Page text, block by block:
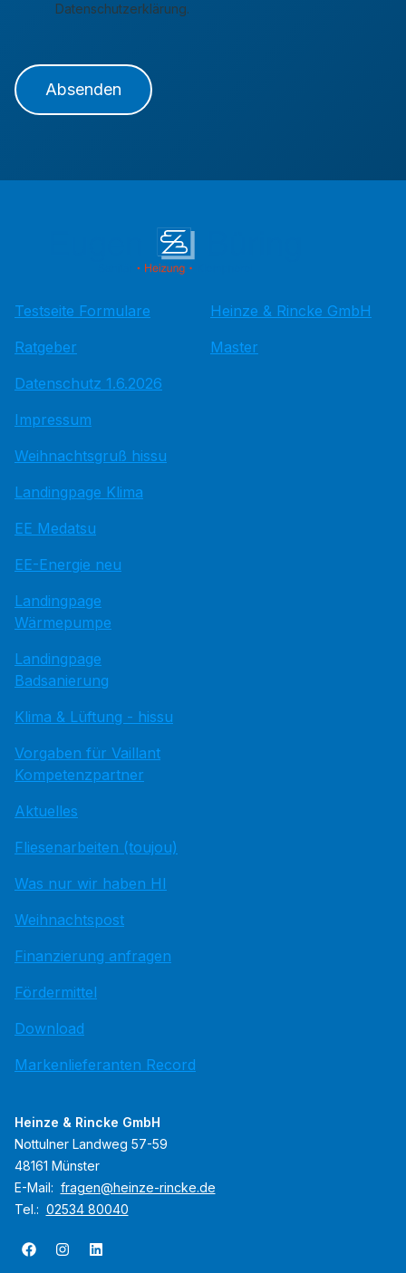
Datenschutzerklärung.
Absenden
Testseite Formulare
Ratgeber
Datenschutz 1.6.2026
Impressum
Weihnachtsgruß hissu
Landingpage Klima
EE Medatsu
EE-Energie neu
Landingpage
Wärmepumpe
Landingpage
Badsanierung
Klima & Lüftung - hissu
Vorgaben für Vaillant
Kompetenzpartner
Aktuelles
Fliesenarbeiten (toujou)
Was nur wir haben HI
Weihnachtspost
Finanzierung anfragen
Fördermittel
Download
Markenlieferanten Record
Heinze & Rincke GmbH
Master
Heinze & Rincke GmbH
Nottulner Landweg 57-59
48161 Münster
E-Mail: fragen@heinze-rincke.de
Tel.: 02534 80040